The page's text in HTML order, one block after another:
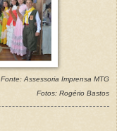
Fonte: Assessoria Imprensa MTG
Fotos: Rogério Bastos